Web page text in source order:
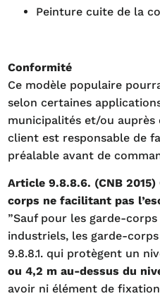
Peinture cuite de la
Conformité
Ce modèle populaire
selon certaines
municipalités et/ou auprès
client est responsable de
préalable avant de
Article 9.8.8.6. (CNB
corps ne facilitant pas
”Sauf pour les garde-
industriels, les garde-
9.8.8.1. qui protègent un
ou 4,2 m au-dessus du
avoir ni élément de